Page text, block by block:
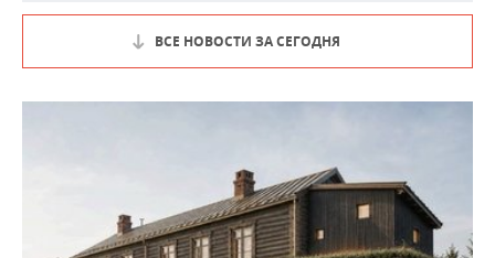
ВСЕ НОВОСТИ ЗА СЕГОДНЯ